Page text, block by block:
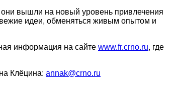
они вышли на новый уровень привлечения
идеи, обменяться живым опытом и
информация на сайте www.fr.crno.ru, где
Клёцина: annak@crno.ru